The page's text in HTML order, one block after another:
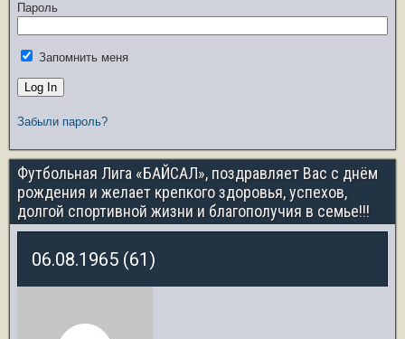
Пароль
Запомнить меня
Забыли пароль?
Футбольная Лига «БАЙСАЛ», поздравляет Вас с днём
рождения и желает крепкого здоровья, успехов,
долгой спортивной жизни и благополучия в семье!!!
06.08.1965 (61)